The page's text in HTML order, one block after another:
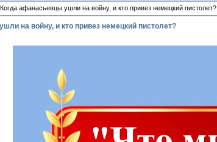
афанасьевцы ушли на войну, и кто привез немецкий пистолет?
на войну, и кто привез немецкий пистолет?